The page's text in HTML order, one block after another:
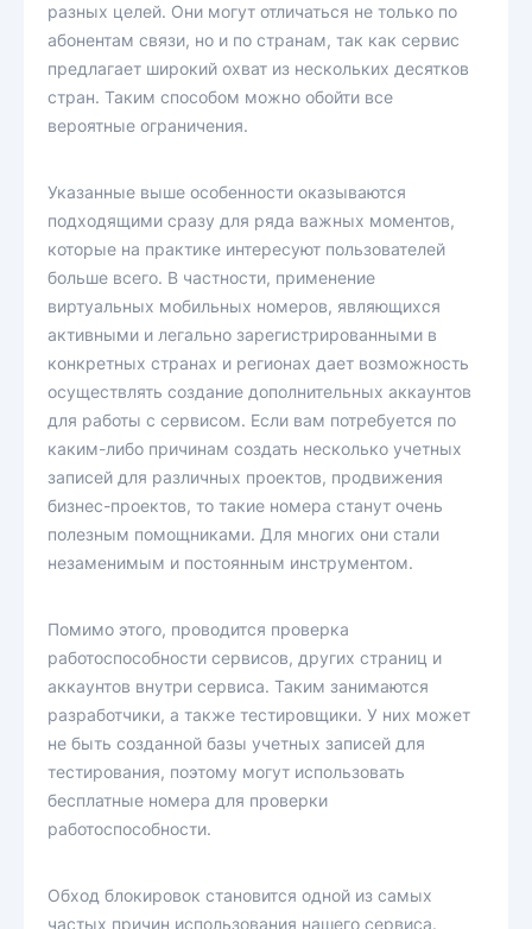
разных целей. Они могут отличаться не только по
абонентам связи, но и по странам, так как сервис
предлагает широкий охват из нескольких десятков
стран. Таким способом можно обойти все
вероятные ограничения.
Указанные выше особенности оказываются
подходящими сразу для ряда важных моментов,
которые на практике интересуют пользователей
больше всего. В частности, применение
виртуальных мобильных номеров, являющихся
активными и легально зарегистрированными в
конкретных странах и регионах дает возможность
осуществлять создание дополнительных аккаунтов
для работы с сервисом. Если вам потребуется по
каким-либо причинам создать несколько учетных
записей для различных проектов, продвижения
бизнес-проектов, то такие номера станут очень
полезным помощниками. Для многих они стали
незаменимым и постоянным инструментом.
Помимо этого, проводится проверка
работоспособности сервисов, других страниц и
аккаунтов внутри сервиса. Таким занимаются
разработчики, а также тестировщики. У них может
не быть созданной базы учетных записей для
тестирования, поэтому могут использовать
бесплатные номера для проверки
работоспособности.
Обход блокировок становится одной из самых
частых причин использования нашего сервиса.